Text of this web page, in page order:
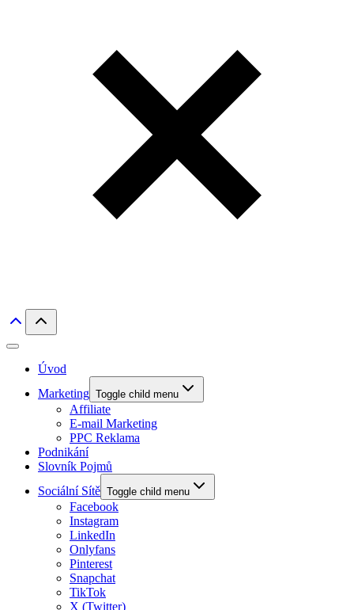
Úvod
Marketing Toggle child menu
Affiliate
E-mail Marketing
PPC Reklama
Podnikání
Slovník Pojmů
Sociální Sítě Toggle child menu
Facebook
Instagram
LinkedIn
Onlyfans
Pinterest
Snapchat
TikTok
X (Twitter)